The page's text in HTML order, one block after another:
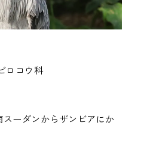
ロコウ科
ーダンからザンビアにか